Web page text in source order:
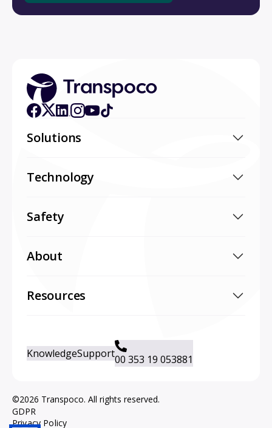
Solutions
Technology
Safety
About
Resources
KnowledgeSupport00 353 19 053881
©2026 Transpoco. All rights reserved.
GDPR
Privacy Policy